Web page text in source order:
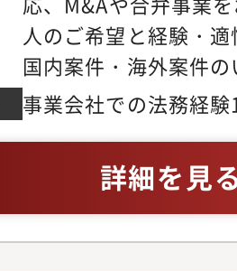
人のご希望と経験・
国内案件・海外案件
していただくかを決
ださい。（希望業務
はありません）【対
理発電プラント、バ
水処理プラント、ガ
事業会社での法務経
詳細を見